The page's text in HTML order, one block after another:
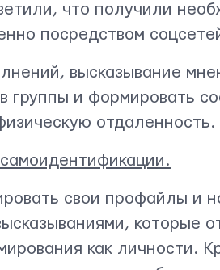
что получили
посредством
высказывание
группы и формировать
отдаленность.
свои профайлы и
которые
как личности.